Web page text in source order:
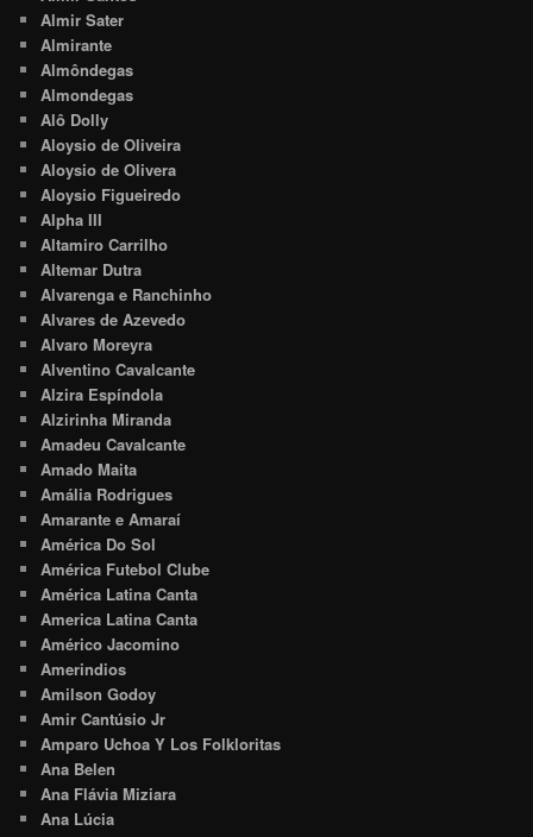
Almir Sater
Almirante
Almôndegas
Almondegas
Alô Dolly
Aloysio de Oliveira
Aloysio de Olivera
Aloysio Figueiredo
Alpha III
Altamiro Carrilho
Altemar Dutra
Alvarenga e Ranchinho
Alvares de Azevedo
Alvaro Moreyra
Alventino Cavalcante
Alzira Espíndola
Alzirinha Miranda
Amadeu Cavalcante
Amado Maita
Amália Rodrigues
Amarante e Amaraí
América Do Sol
América Futebol Clube
América Latina Canta
America Latina Canta
Américo Jacomino
Amerindios
Amilson Godoy
Amir Cantúsio Jr
Amparo Uchoa Y Los Folkloritas
Ana Belen
Ana Flávia Miziara
Ana Lúcia